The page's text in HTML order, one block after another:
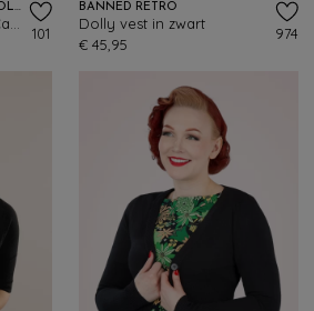
TOPVINTAGE BOUTIQUE COLLECTION
101
BANNED RETRO
Dolly vest in zwart
€ 45,95
974